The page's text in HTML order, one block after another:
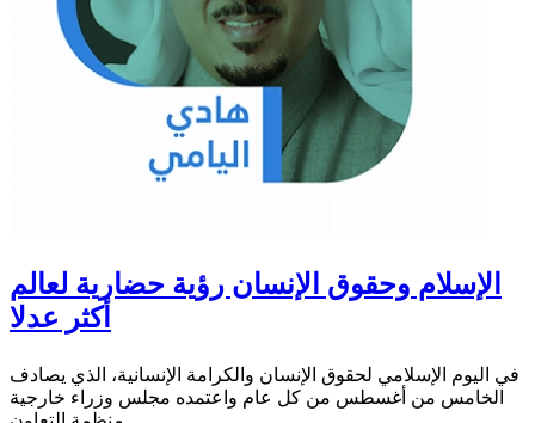
الإسلام وحقوق الإنسان رؤية حضارية لعالم
أكثر عدلا
في اليوم الإسلامي لحقوق الإنسان والكرامة الإنسانية، الذي يصادف
الخامس من أغسطس من كل عام واعتمده مجلس وزراء خارجية